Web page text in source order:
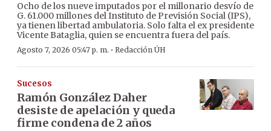
Ocho de los nueve imputados por el millonario desvío de
G. 61.000 millones del Instituto de Previsión Social (IPS),
ya tienen libertad ambulatoria. Solo falta el ex presidente
Vicente Bataglia, quien se encuentra fuera del país.
Agosto 7, 2026 05:47 p. m. · Redacción ÚH
Sucesos
Ramón González Daher
desiste de apelación y queda
firme condena de 2 años